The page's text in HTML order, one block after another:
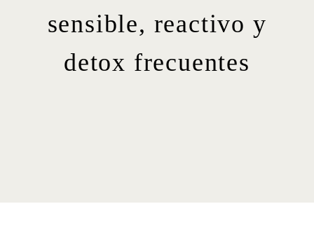
sensible, reactivo y
detox frecuentes